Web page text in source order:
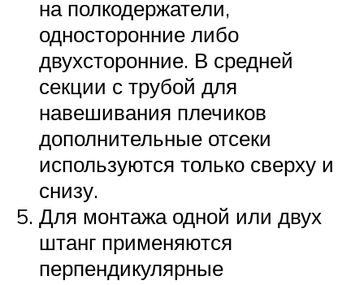
на полкодержатели,
односторонние либо
двухсторонние. В средней
секции с трубой для
навешивания плечиков
дополнительные отсеки
используются только сверху и
снизу.
Для монтажа одной или двух
штанг применяются
перпендикулярные